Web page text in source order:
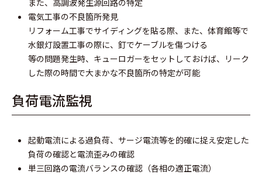
電気工事の不良箇所発見
リフォーム工事でサイディングを貼る際、また、体育館等で
水銀灯設置工事の際に、釘でケーブルを傷つける
等の問題発生時、キューロガーをセットしておけば、リーク
した際の時間で大まかな不良箇所の特定が可能
負荷電流監視
起動電流による過負荷、サージ電流等を的確に捉え安定した
負荷の確認と電流歪みの確認
単三回路の電流バランスの確認（各相の適正電流）